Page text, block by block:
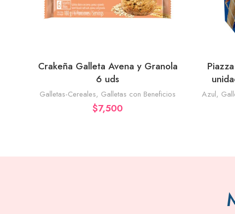
AÑADIR AL CARRITO
Crakeña Galleta Avena y Granola
6 uds
Galletas-Cereales, Galletas con Beneficios
$7,500
Azul,